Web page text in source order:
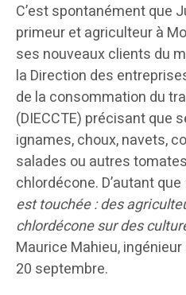
C’est spontanément que
primeur et agriculteur à
ses nouveaux clients du
la Direction des
de la consommation du
(DIECCTE) précisant que
ignames, choux, navets,
salades ou autres
chlordécone. D’autant
est touchée : des
chlordécone sur des
Maurice Mahieu, ingénieur
20 septembre.